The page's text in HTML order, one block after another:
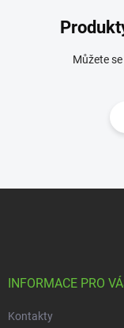
Můžete
INFORMACE PRO
Kontakty